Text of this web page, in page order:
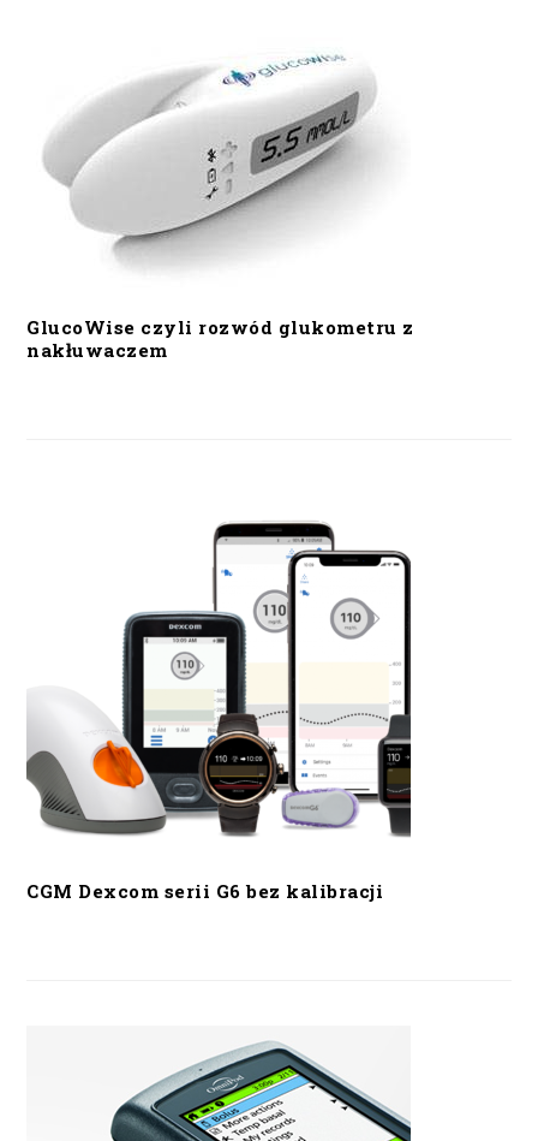
GlucoWise czyli rozwód glukometru z
nakłuwaczem
CGM Dexcom serii G6 bez kalibracji